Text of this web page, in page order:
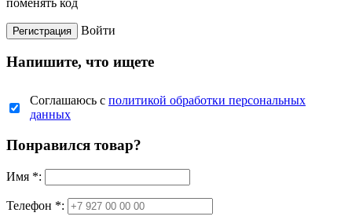
Войти
Напишите, что ищете
Соглашаюсь с политикой обработки персональных
данных
Понравился товар?
Имя *:
Телефон *: